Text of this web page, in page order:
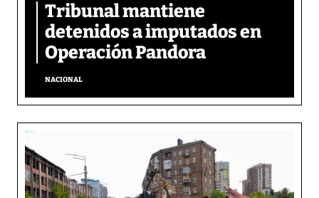
Tribunal mantiene
detenidos a imputados en
Operación Pandora
NACIONAL